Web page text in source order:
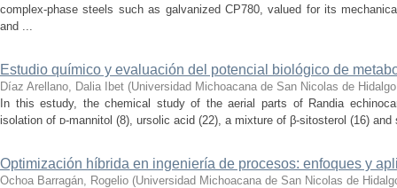
complex-phase steels such as galvanized CP780, valued for its
and ...
Estudio químico y evaluación del potencial biológico de
Díaz Arellano, Dalia Ibet (Universidad Michoacana de San Nicolas de Hidalgo
In this estudy, the chemical study of the aerial parts of Randia
isolation of ᴅ-mannitol (8), ursolic acid (22), a mixture of β-sitosterol (16)
Optimización híbrida en ingeniería de procesos: enfoques y
Ochoa Barragán, Rogelio (Universidad Michoacana de San Nicolas de